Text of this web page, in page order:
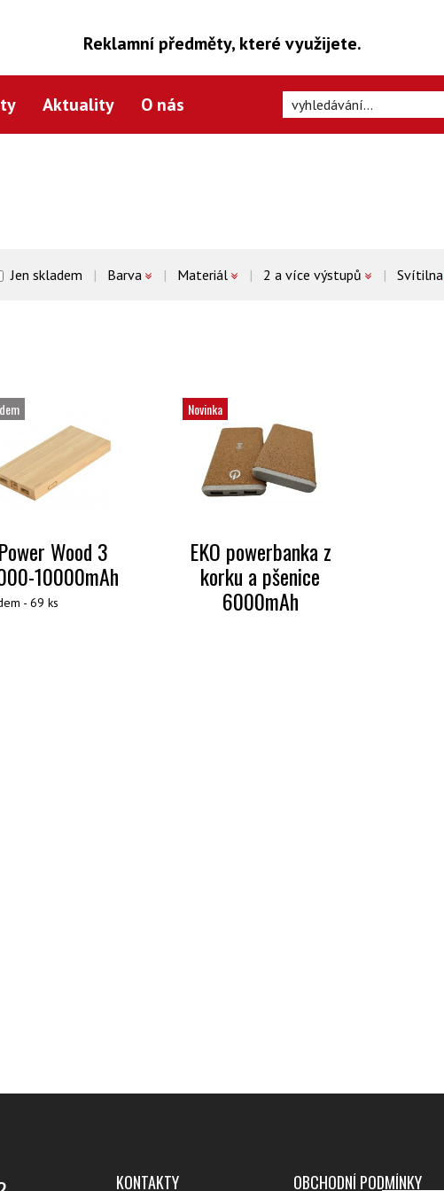
Reklamní předměty, které využijete.
Aktuality O nás
Jen skladem Barva Materiál 2 a více výstupů Svítilna
Power Wood 3
10000mAh
- 69 ks
Novinka
EKO powerbanka z
korku a pšenice
6000mAh
KONTAKTY OBCHODNÍ PODMÍNKY